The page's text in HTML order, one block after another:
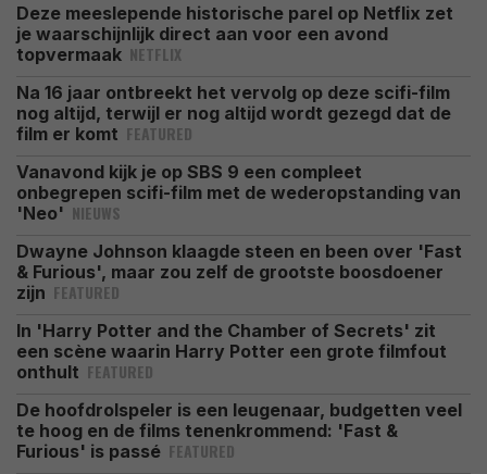
Deze meeslepende historische parel op Netflix zet
je waarschijnlijk direct aan voor een avond
topvermaak NETFLIX
Na 16 jaar ontbreekt het vervolg op deze scifi-film
nog altijd, terwijl er nog altijd wordt gezegd dat de
film er komt FEATURED
Vanavond kijk je op SBS 9 een compleet
onbegrepen scifi-film met de wederopstanding van
'Neo' NIEUWS
Dwayne Johnson klaagde steen en been over 'Fast
& Furious', maar zou zelf de grootste boosdoener
zijn FEATURED
In 'Harry Potter and the Chamber of Secrets' zit
een scène waarin Harry Potter een grote filmfout
onthult FEATURED
De hoofdrolspeler is een leugenaar, budgetten veel
te hoog en de films tenenkrommend: 'Fast &
Furious' is passé FEATURED